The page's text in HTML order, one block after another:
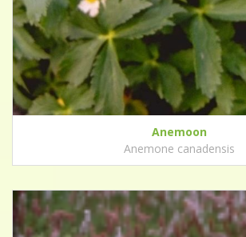
Anemoon
Anemone canadensis